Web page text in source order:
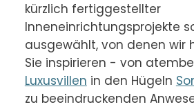
kürzlich fertiggestellter
Inneneinrichtungsprojekte
ausgewählt, von denen wir
Luxusvillen in den Hügeln
zu beeindruckenden